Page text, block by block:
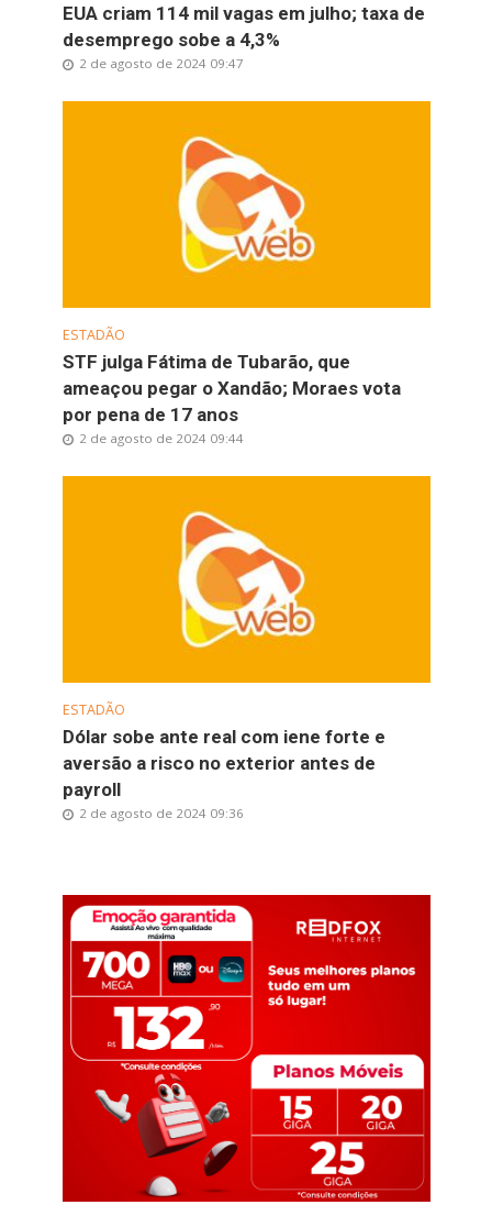
EUA criam 114 mil vagas em julho; taxa de
desemprego sobe a 4,3%
2 de agosto de 2024 09:47
ESTADÃO
STF julga Fátima de Tubarão, que
ameaçou pegar o Xandão; Moraes vota
por pena de 17 anos
2 de agosto de 2024 09:44
ESTADÃO
Dólar sobe ante real com iene forte e
aversão a risco no exterior antes de
payroll
2 de agosto de 2024 09:36